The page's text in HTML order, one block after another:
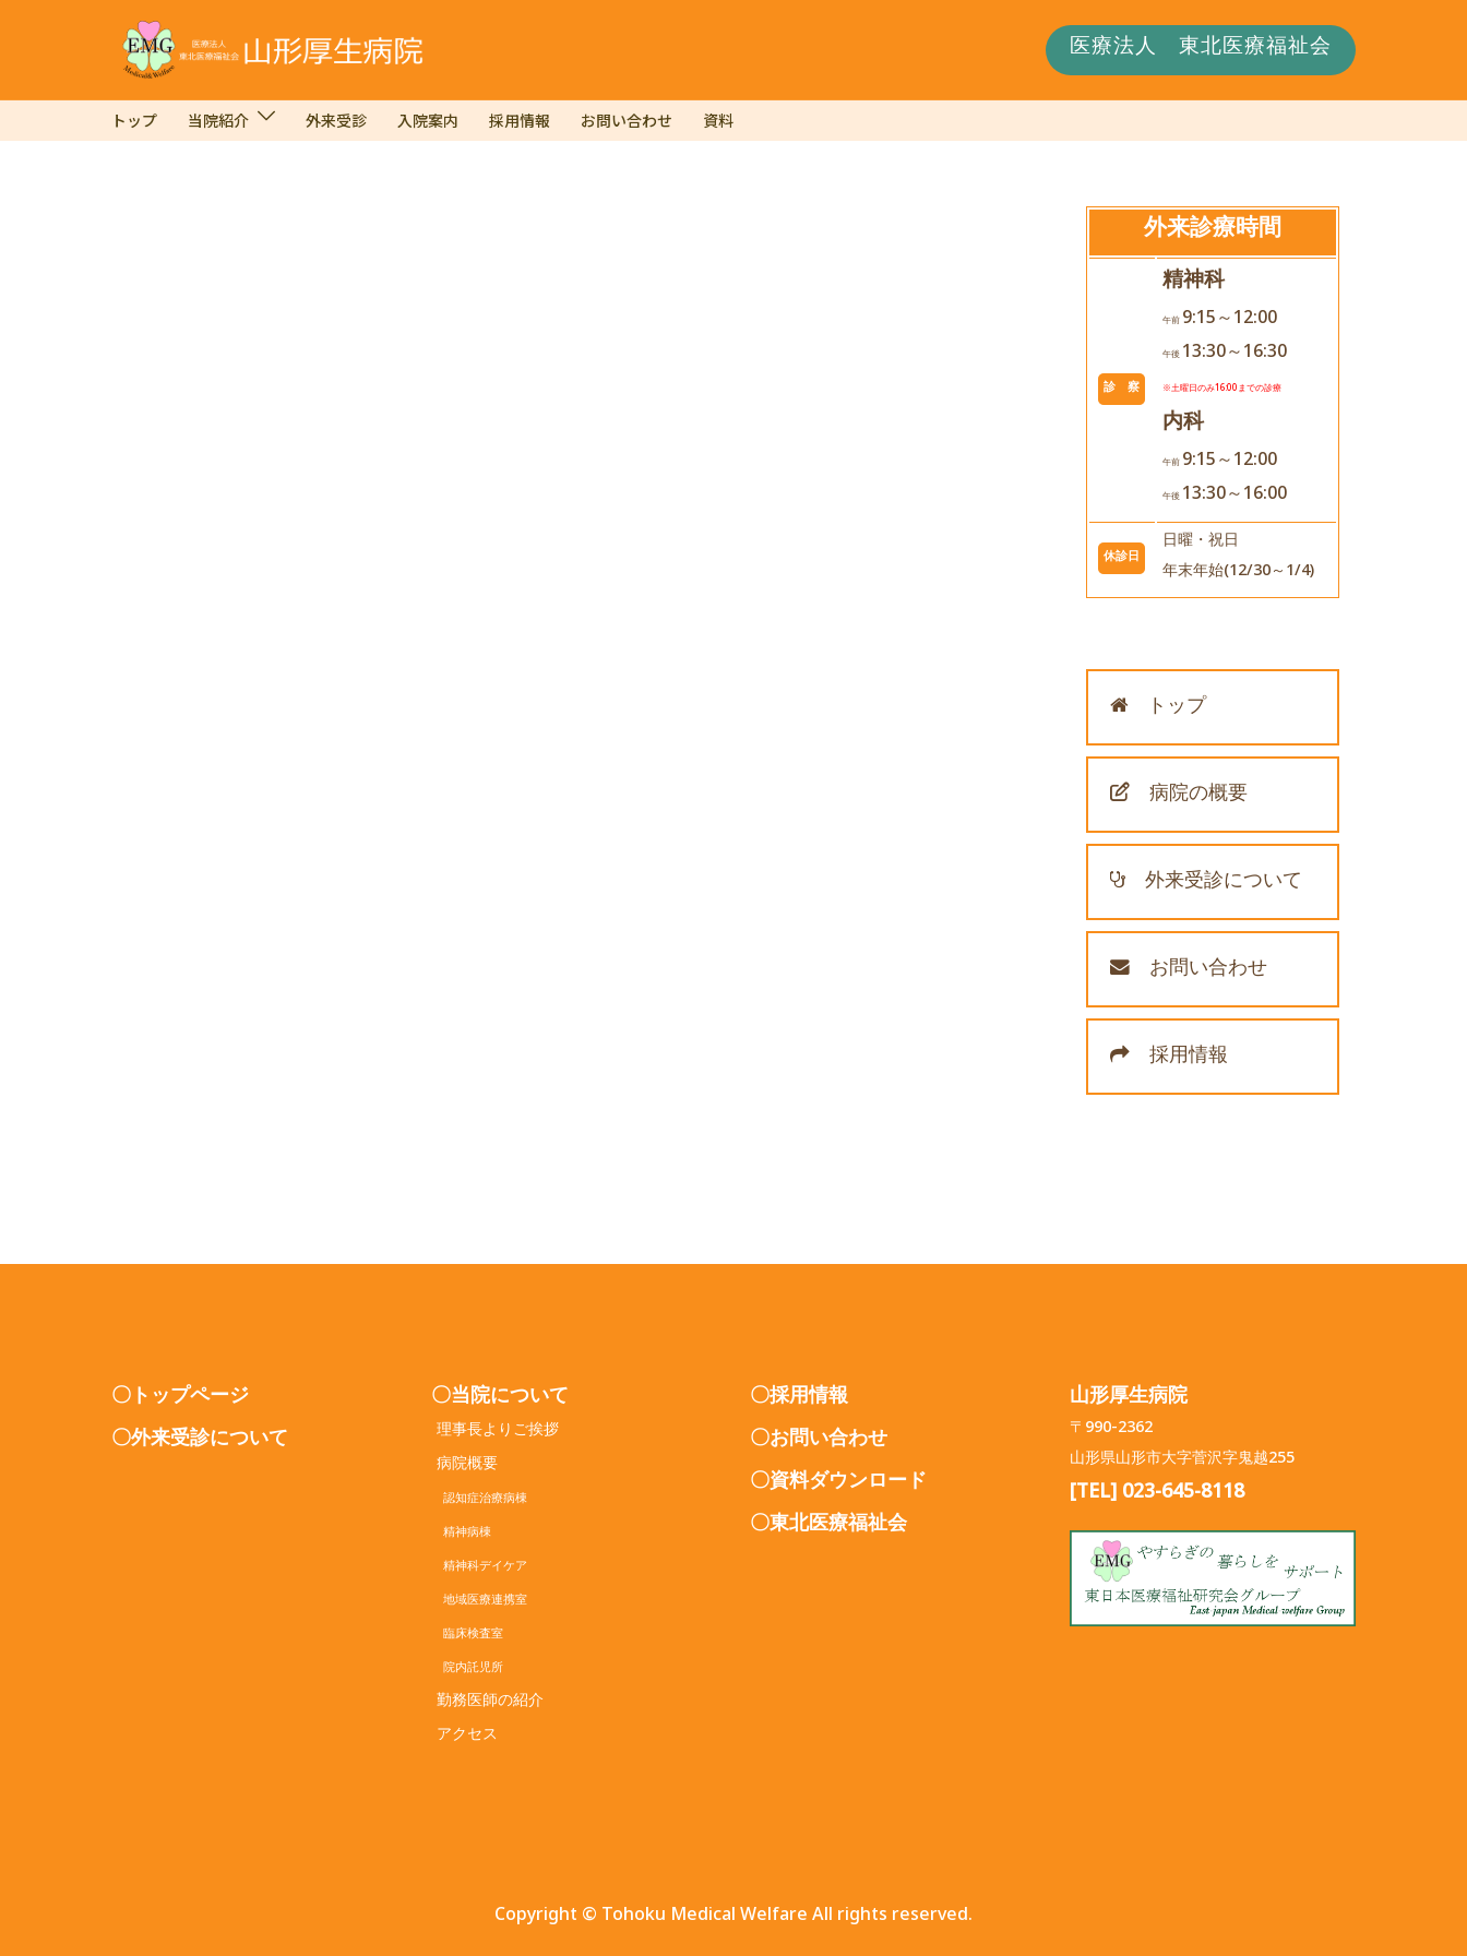
ツ
医療法人 東北医療福祉会
トップ 当院紹介 外来受診 入院案内 採用情報 お問い合わせ 資料
外来診療時間
診 察
精神科
午前9:15～12:00
午後13:30～16:30
※土曜日のみ16:00までの診療
内科
午前9:15～12:00
午後13:30～16:00
休診日
日曜・祝日
年末年始(12/30～1/4)
トップ
病院の概要
外来受診について
お問い合わせ
採用情報
〇トップページ
〇外来受診について
〇当院について
理事長よりご挨拶
病院概要
認知症治療病棟
精神病棟
精神科デイケア
地域医療連携室
臨床検査室
院内託児所
勤務医師の紹介
アクセス
〇採用情報
〇お問い合わせ
〇資料ダウンロード
〇東北医療福祉会
山形厚生病院
〒990-2362
山形県山形市大字菅沢字鬼越255
[TEL] 023-645-8118
Copyright ©Tohoku Medical WelfareAll rights reserved.